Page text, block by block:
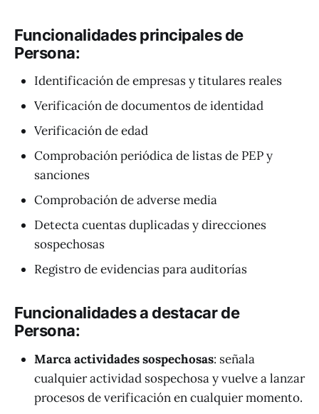
Funcionalidades principales de
Persona:
Identificación de empresas y titulares reales
Verificación de documentos de identidad
Verificación de edad
Comprobación periódica de listas de PEP y
sanciones
Comprobación de adverse media
Detecta cuentas duplicadas y direcciones
sospechosas
Registro de evidencias para auditorías
Funcionalidades a destacar de
Persona:
Marca actividades sospechosas: señala
cualquier actividad sospechosa y vuelve a lanzar
procesos de verificación en cualquier momento.